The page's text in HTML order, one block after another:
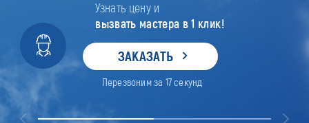
Узнать цену и
вызвать мастера в 1 клик!
ЗАКАЗАТЬ
Перезвоним за 17секунд